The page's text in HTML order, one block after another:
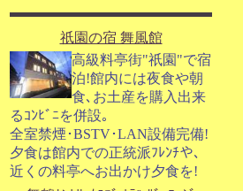
祇園の宿 舞風館
高級料亭街"祇園"で宿
泊!館内には夜食や朝
食､お土産を購入出来
るｺﾝﾋﾞﾆを併設｡
全室禁煙･BSTV･LAN設備完備!
夕食は館内での正統派ﾌﾚﾝﾁや､
近くの料亭へお出かけ夕食を!